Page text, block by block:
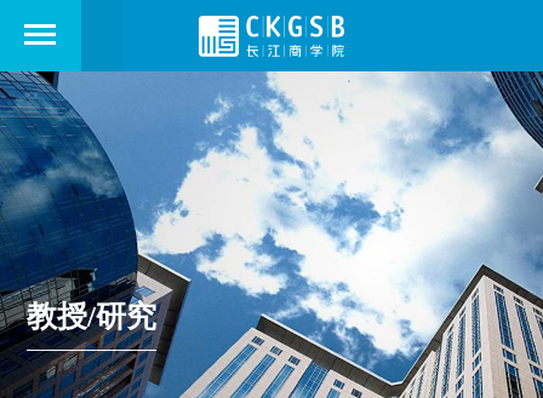
教授/研究